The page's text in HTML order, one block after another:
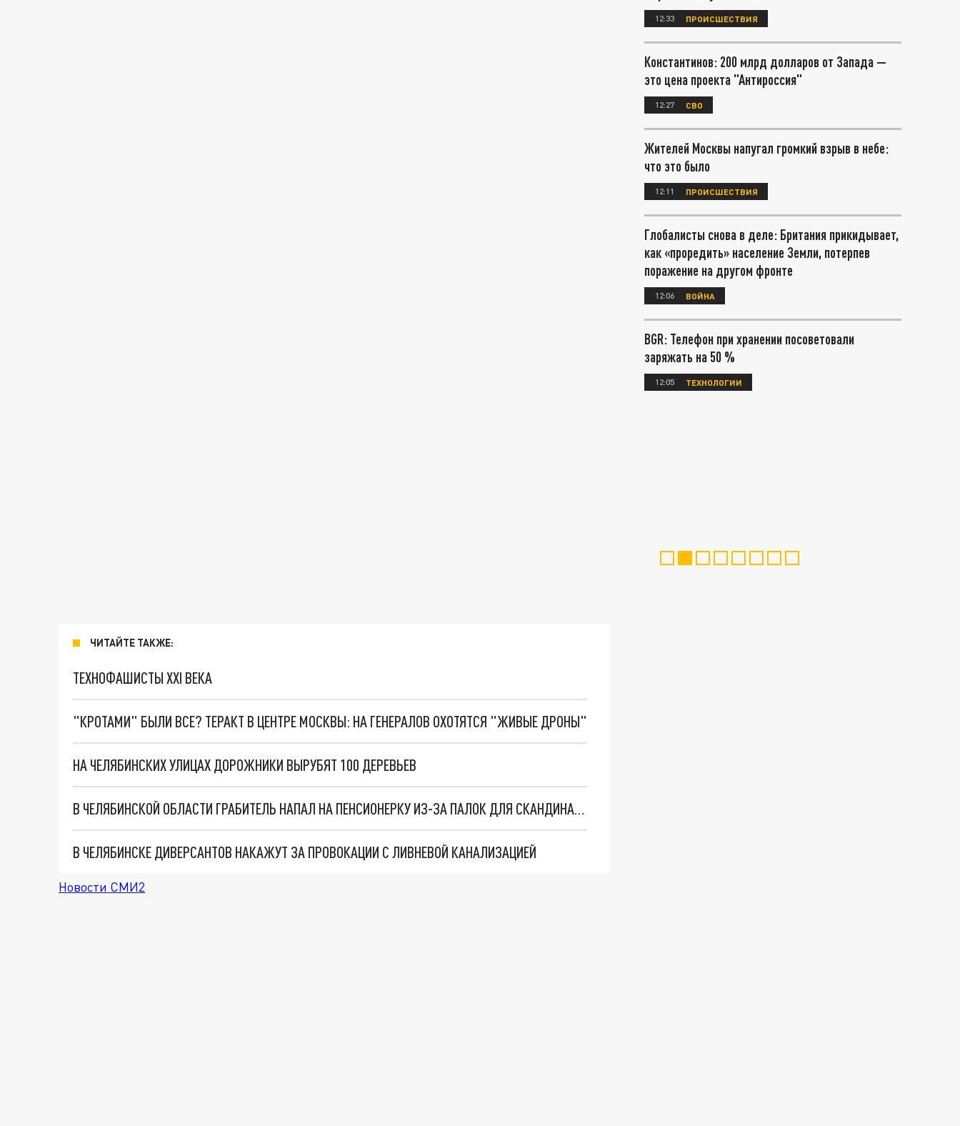
ЧИТАЙТЕ ТАКЖЕ:
ТЕХНОФАШИСТЫ XXI ВЕКА
"КРОТАМИ" БЫЛИ ВСЕ? ТЕРАКТ В ЦЕНТРЕ МОСКВЫ: НА ГЕНЕРАЛОВ ОХОТЯТСЯ "ЖИВЫЕ ДРОНЫ"
НА ЧЕЛЯБИНСКИХ УЛИЦАХ ДОРОЖНИКИ ВЫРУБЯТ 100 ДЕРЕВЬЕВ
В ЧЕЛЯБИНСКОЙ ОБЛАСТИ ГРАБИТЕЛЬ НАПАЛ НА ПЕНСИОНЕРКУ ИЗ-ЗА ПАЛОК ДЛЯ СКАНДИНАВСКОЙ ХОДЬБЫ
В ЧЕЛЯБИНСКЕ ДИВЕРСАНТОВ НАКАЖУТ ЗА ПРОВОКАЦИИ С ЛИВНЕВОЙ КАНАЛИЗАЦИЕЙ
Новости СМИ2
12:33 ПРОИСШЕСТВИЯ
Константинов: 200 млрд долларов от Запада —
это цена проекта "Антироссия"
12:27 СВО
Жителей Москвы напугал громкий взрыв в небе:
что это было
12:11 ПРОИСШЕСТВИЯ
Глобалисты снова в деле: Британия прикидывает,
как «проредить» население Земли, потерпев
поражение на другом фронте
12:06 ВОЙНА
BGR: Телефон при хранении посоветовали
заряжать на 50 %
12:05 ТЕХНОЛОГИИ